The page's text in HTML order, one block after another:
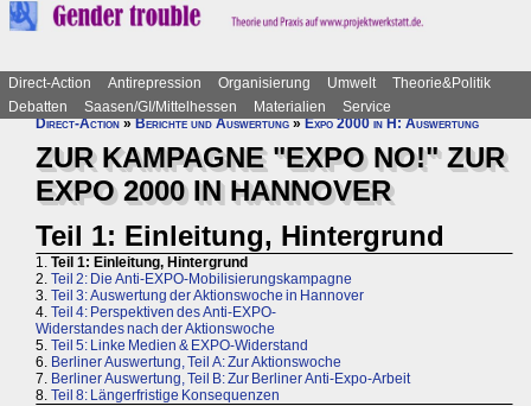
Direct-Action Antirepression Organisierung Umwelt
Theorie&Politik
Debatten
Saasen/GI/Mittelhessen Materialien
Service
Direct-Action»Berichte und Auswertung»Expo 2000 in H: Auswertung
ZUR KAMPAGNE "EXPO NO!" ZUR
EXPO 2000 IN HANNOVER
Teil 1: Einleitung, Hintergrund
1. Teil 1: Einleitung, Hintergrund
2. Teil 2: Die Anti-EXPO-Mobilisierungskampagne
3. Teil 3: Auswertung der Aktionswoche in Hannover
4. Teil 4: Perspektiven des Anti-EXPO-
Widerstandes nach der Aktionswoche
5. Teil 5: Linke Medien & EXPO-Widerstand
6. Berliner Auswertung, Teil A: Zur Aktionswoche
7. Berliner Auswertung, Teil B: Zur Berliner Anti-Expo-Arbeit
8. Teil 8: Längerfristige Konsequenzen